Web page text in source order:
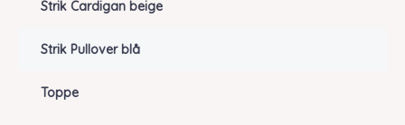
Strik Cardigan beige
Strik Pullover blå
Toppe